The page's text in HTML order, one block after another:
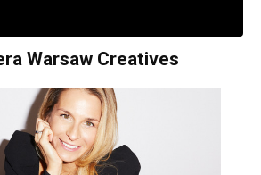
Warsaw Creatives